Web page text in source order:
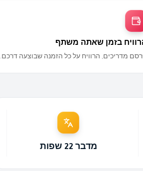
בזמן שאתה משתף
מדריכים, הרוויח על כל הזמנה שבוצעה דרכם.
מדבר 22 שפות